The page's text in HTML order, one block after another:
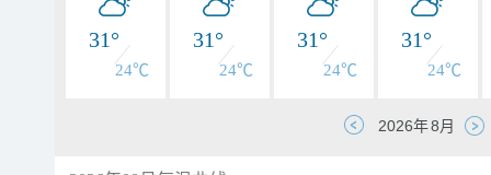
31°
24℃
31°
24℃
31°
24℃
31°
24℃